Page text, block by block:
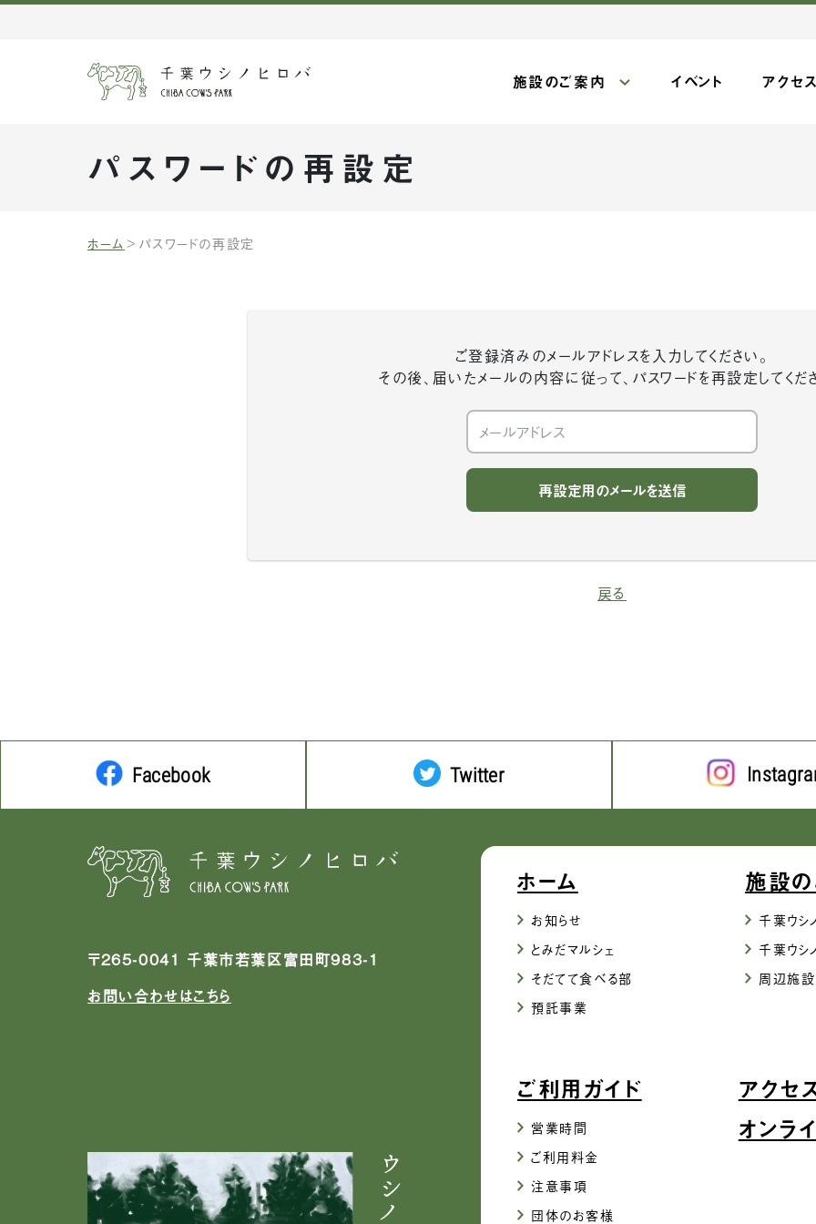
施設のご案内 イベント アクセス
パスワードの再設定
ホーム パスワードの再設定
ご登録済みのメールアドレスを入力してください。
その後、届いたメールの内容に従って、パスワードを再設定してくだ
戻る
Facebook Twitter
〒265-0041 千葉市若葉区富田町983-1
お問い合わせはこちら
ホーム
お知らせ
とみだマルシェ
そだてて食べる部
預託事業
施設
千葉ウシ
千葉ウシ
周辺施
ご利用ガイド
営業時間
ご利用料金
注意事項
団体のお客様
アクセ
オンラ